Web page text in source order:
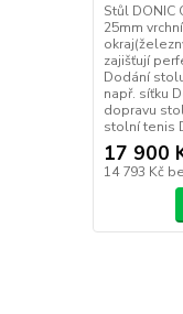
Stůl DONIC
25mm
zajišťují
Dodání
např. síťku
dopravu
stolní tenis
17 900
14 793 Kč